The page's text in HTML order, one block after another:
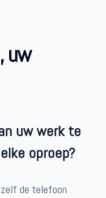
uw
uw werk te
oproep?
de telefoon